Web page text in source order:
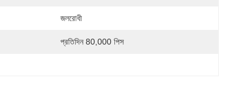
জলরোধী
প্রতিদিন 80,000 পিস